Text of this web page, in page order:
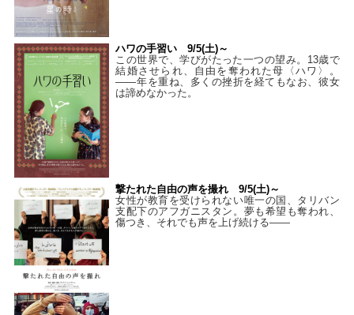
ハワの手習い 9/5(土)～
この世界で、学びがたった一つの望み。13歳で
結婚させられ、自由を奪われた母〈ハワ〉。
——年を重ね、多くの挫折を経てもなお、彼女
は諦めなかった。
撃たれた自由の声を撮れ 9/5(土)～
女性が教育を受けられない唯一の国、タリバン
支配下のアフガニスタン。夢も希望も奪われ、
傷つき、それでも声を上げ続ける——